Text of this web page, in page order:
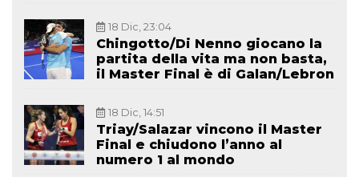
18 Dic, 23:04
Chingotto/Di Nenno giocano la
partita della vita ma non basta,
il Master Final è di Galan/Lebron
18 Dic, 14:51
Triay/Salazar vincono il Master
Final e chiudono l’anno al
numero 1 al mondo